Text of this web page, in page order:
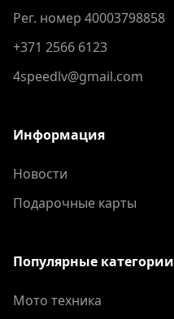
Рег. номер 40003798858
+371 2566 6123
4speedlv@gmail.com
Информация
Новости
Подарочные карты
Популярные категории
Мото техника